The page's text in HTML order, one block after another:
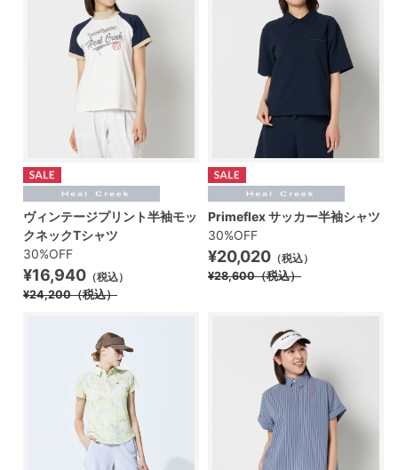
ヴィンテージプリント半袖モッ
クネックTシャツ
30%OFF
¥16,940 （税込）
¥24,200（税込）
Primeflex サッカー半袖シャツ
30%OFF
¥20,020 （税込）
¥28,600（税込）